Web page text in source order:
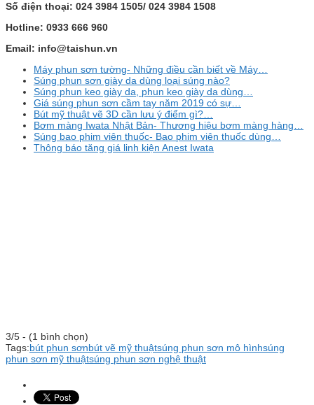
Số điện thoại: 024 3984 1505/ 024 3984 1508
Hotline: 0933 666 960
Email: info@taishun.vn
Máy phun sơn tường- Những điều cần biết về Máy…
Súng phun sơn giày da dùng loại súng nào?
Súng phun keo giày da, phun keo giày da dùng…
Giá súng phun sơn cầm tay năm 2019 có sự…
Bút mỹ thuật vẽ 3D cần lưu ý điểm gì?…
Bơm màng Iwata Nhật Bản- Thương hiệu bơm màng hàng…
Súng bao phim viên thuốc- Bao phim viên thuốc dùng…
Thông báo tăng giá linh kiện Anest Iwata
3/5 - (1 bình chọn)
Tags:bút phun sơnbút vẽ mỹ thuậtsúng phun sơn mô hìnhsúng
phun sơn mỹ thuậtsúng phun sơn nghệ thuật